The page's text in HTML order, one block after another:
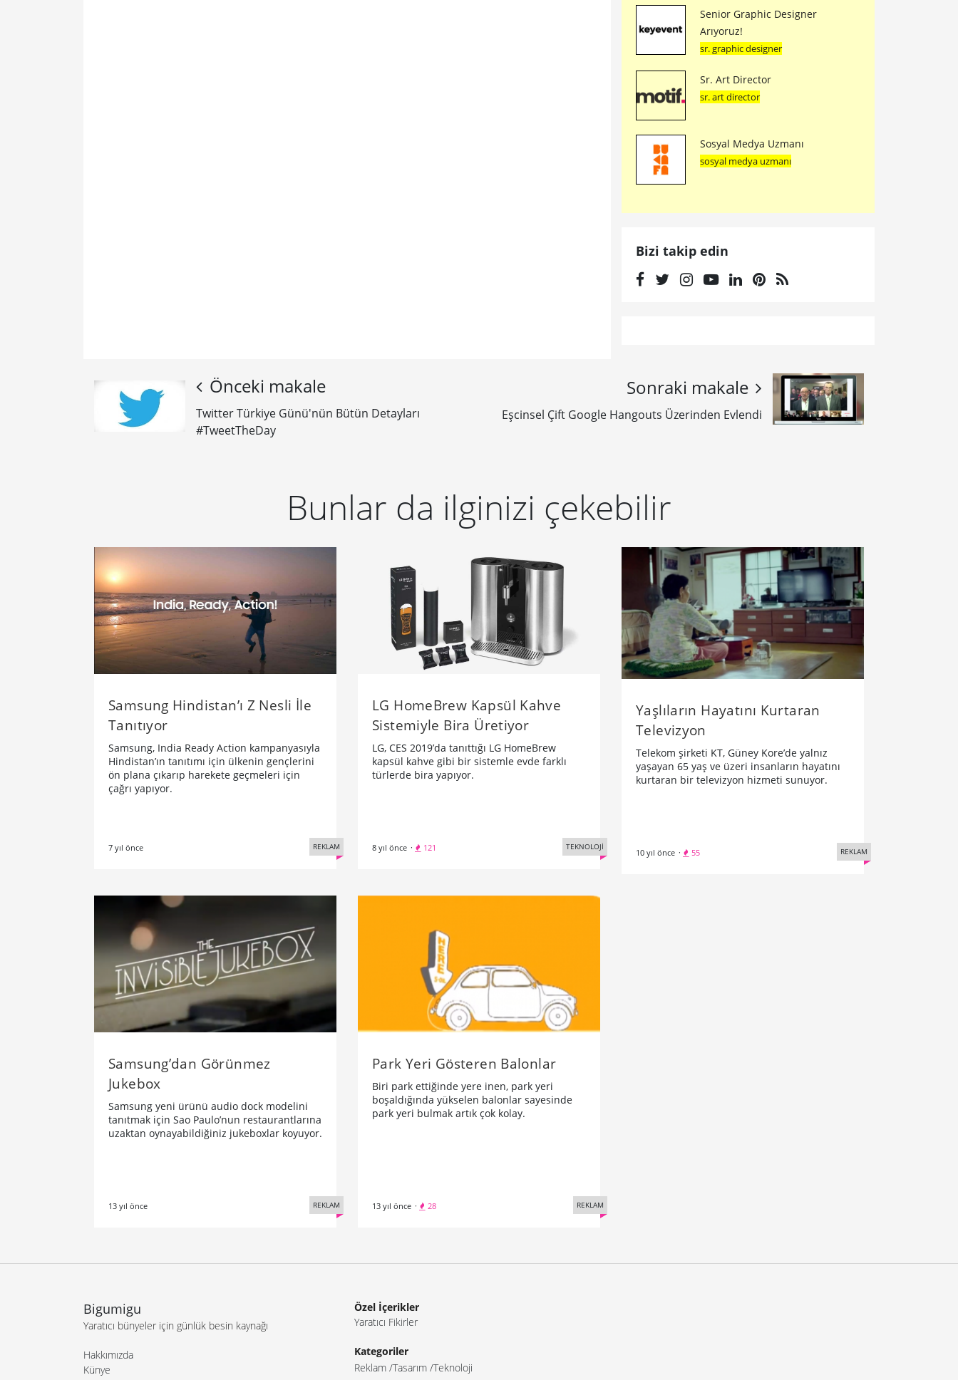
Senior Graphic Designer
Arıyoruz!
sr. graphic designer
Sr. Art Director
sr. art director
Sosyal Medya Uzmanı
sosyal medya uzmanı
Bizi takip edin
Önceki makale
Twitter Türkiye Günü'nün Bütün Detayları
#TweetTheDay
Sonraki makale
Eşcinsel Çift Google Hangouts Üzerinden Evlendi
Bunlar da ilginizi çekebilir
Samsung Hindistan’ı Z Nesli İle
Tanıtıyor
Samsung, India Ready Action kampanyasıyla
Hindistan’ın tanıtımı için ülkenin gençlerini
ön plana çıkarıp harekete geçmeleri için
çağrı yapıyor.
7 yıl önce REKLAM
LG HomeBrew Kapsül Kahve
Sistemiyle Bira Üretiyor
LG, CES 2019’da tanıttığı LG HomeBrew
kapsül kahve gibi bir sistemle evde farklı
türlerde bira yapıyor.
8 yıl önce · 121 TEKNOLOJİ
Yaşlıların Hayatını Kurtaran
Televizyon
Telekom şirketi KT, Güney Kore’de yalnız
yaşayan 65 yaş ve üzeri insanların hayatını
kurtaran bir televizyon hizmeti sunuyor.
10 yıl önce · 55 REKLAM
Samsung’dan Görünmez
Jukebox
Samsung yeni ürünü audio dock modelini
tanıtmak için Sao Paulo’nun restaurantlarına
uzaktan oynayabildiğiniz jukeboxlar koyuyor.
13 yıl önce REKLAM
Park Yeri Gösteren Balonlar
Biri park ettiğinde yere inen, park yeri
boşaldığında yükselen balonlar sayesinde
park yeri bulmak artık çok kolay.
13 yıl önce · 28 REKLAM
Bigumigu
Yaratıcı bünyeler için günlük besin kaynağı
Hakkımızda
Künye
Özel İçerikler
Yaratıcı Fikirler
Kategoriler
Reklam Tasarım Teknoloji